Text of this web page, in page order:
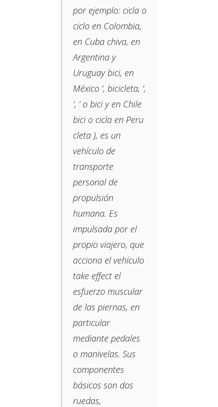
por ejemplo: cicla o
ciclo​ en Colombia,​
en Cuba chiva, en
Argentina y
Uruguay bici, en
México ‘, bicicleta, ‘,
‘, ‘ o bici y en Chile
bici o cicla en Peru
cleta ​​), es un
vehículo de
transporte
personal de
propulsión
humana. Es
impulsada por el
propio viajero, que
acciona el vehículo
take effect el
esfuerzo muscular
de las piernas, en
particular
mediante pedales
o manivelas.​ Sus
componentes
básicos son dos
ruedas,​